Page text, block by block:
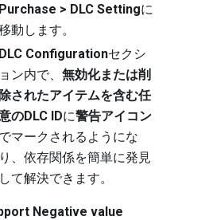
Purchase > DLC Settingに
動します。
DLC Configurationセクシ
ョン内で、 無効化または削
除されたアイテムを含む任
のDLC IDに警告アイコン
でマークされるようにな
り、依存関係を簡単に発見
して解決できます。
Negative value